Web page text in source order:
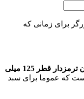
برای زمانی که
چرخ فروشگاهی بلبرینگی B آلن خور گردان ترمزدار قطر 125 میلی
که عموما برای سبد